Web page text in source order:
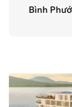
Bình